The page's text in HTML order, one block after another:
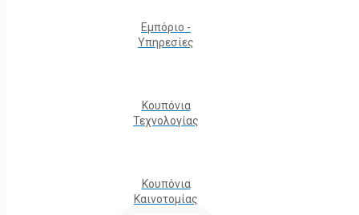
Εμπόριο -
Υπηρεσίες
Κουπόνια
Τεχνολογίας
Κουπόνια
Καινοτομίας